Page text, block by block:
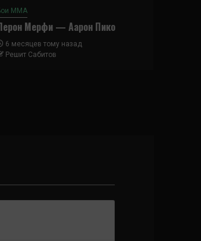
ММА
Мерфи — Аарон Пико
6 месяцев тому назад
Решит Сабитов